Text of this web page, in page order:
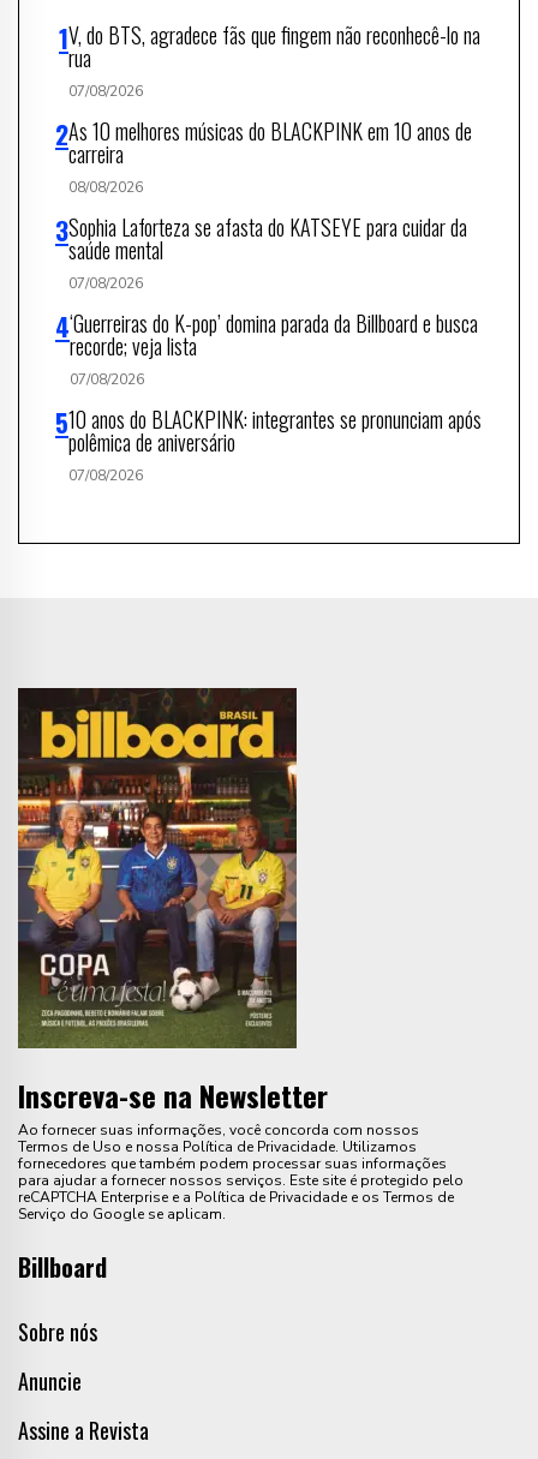
V, do BTS, agradece fãs que fingem não reconhecê-lo na
rua
07/08/2026
As 10 melhores músicas do BLACKPINK em 10 anos de
carreira
08/08/2026
Sophia Laforteza se afasta do KATSEYE para cuidar da
saúde mental
07/08/2026
‘Guerreiras do K-pop’ domina parada da Billboard e busca
recorde; veja lista
07/08/2026
10 anos do BLACKPINK: integrantes se pronunciam após
polêmica de aniversário
07/08/2026
Inscreva-se na Newsletter
Ao fornecer suas informações, você concorda com nossos
Termos de Uso e nossa Política de Privacidade. Utilizamos
fornecedores que também podem processar suas informações
para ajudar a fornecer nossos serviços. Este site é protegido pelo
reCAPTCHA Enterprise e a Política de Privacidade e os Termos de
Serviço do Google se aplicam.
Billboard
Sobre nós
Anuncie
Assine a Revista